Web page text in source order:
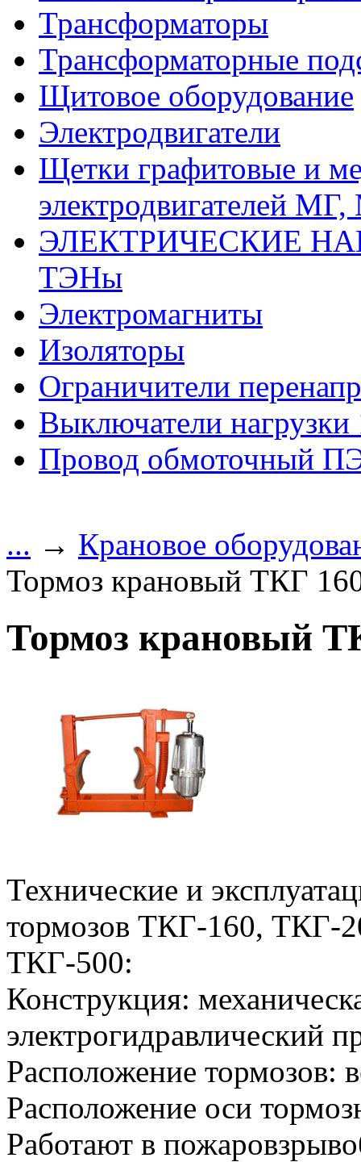
Трансформаторы
Трансформаторные
Щитовое оборудование
Электродвигатели
Щетки графитовые и
электродвигателей
ЭЛЕКТРИЧЕСКИЕ
ТЭНы
Электромагниты
Изоляторы
Ограничители
Выключатели
Провод обмоточный
... → Крановое
Тормоз крановый ТКГ
Тормоз крановый
Технические и
тормозов ТКГ-160, ТКГ-
ТКГ-500:
Конструкция:
электрогидравлический
Расположение тормозов:
Расположение оси
Работают в